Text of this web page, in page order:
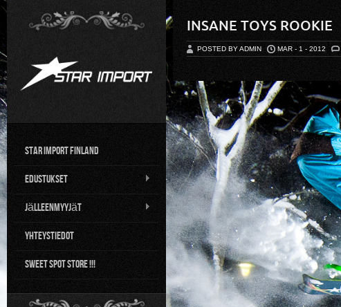
Star Import Finland
Edustukset
Jälleenmyyjät
Yhteystiedot
Sweet Spot Store !!!
INSANE TOYS ROOKIE
POSTED BY ADMIN MAR - 1 - 2012